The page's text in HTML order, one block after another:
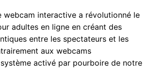
webcam interactive a révolutionné le
adultes en ligne en créant des
entre les spectateurs et les
aux webcams
activé par pourboire de notre